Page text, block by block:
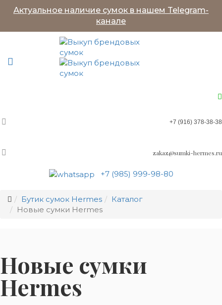
Актуальное наличие сумок в нашем Telegram-
канале
+7 (916) 378-38-38
zakaz@sumki-hermes.ru
+7 (985) 999-98-80
Бутик сумок Hermes
Каталог
Новые сумки Hermes
Новые сумки
Hermes